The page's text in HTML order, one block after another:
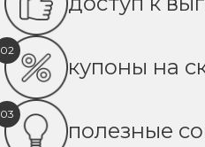
02
купоны на
03
полезные